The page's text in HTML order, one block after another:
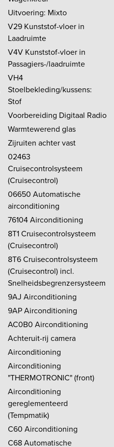
Uitvoering: Mixto
V29 Kunststof-vloer in
Laadruimte
V4V Kunststof-vloer in
Passagiers-/laadruimte
VH4
Stoelbekleding/kussens:
Stof
Voorbereiding Digitaal Radio
Warmtewerend glas
Zijruiten achter vast
02463
Cruisecontrolsysteem
(Cruisecontrol)
06650 Automatische
airconditioning
76104 Airconditioning
8T1 Cruisecontrolsysteem
(Cruisecontrol)
8T6 Cruisecontrolsysteem
(Cruisecontrol) incl.
Snelheidsbegrenzersysteem
9AJ Airconditioning
9AP Airconditioning
AC0B0 Airconditioning
Achteruit-rij camera
Airconditioning
Airconditioning
"THERMOTRONIC" (front)
Airconditioning
gereglementeerd
(Tempmatik)
C60 Airconditioning
C68 Automatische